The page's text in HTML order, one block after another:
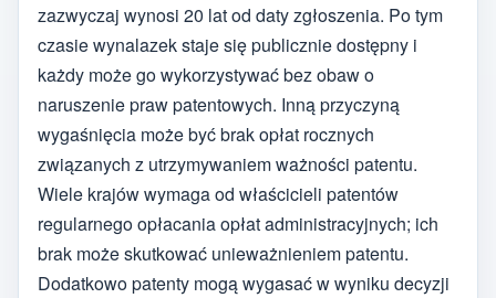
zazwyczaj wynosi 20 lat od daty zgłoszenia. Po tym
czasie wynalazek staje się publicznie dostępny i
każdy może go wykorzystywać bez obaw o
naruszenie praw patentowych. Inną przyczyną
wygaśnięcia może być brak opłat rocznych
związanych z utrzymywaniem ważności patentu.
Wiele krajów wymaga od właścicieli patentów
regularnego opłacania opłat administracyjnych; ich
brak może skutkować unieważnieniem patentu.
Dodatkowo patenty mogą wygasać w wyniku decyzji